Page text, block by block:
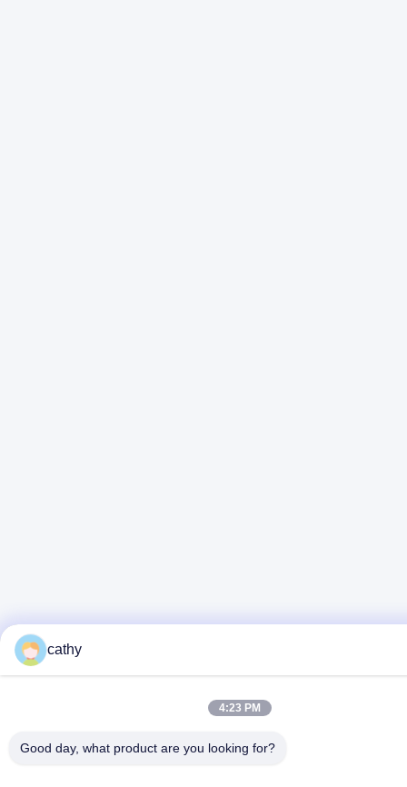
cathy
4:23 PM
Good day, what product are you looking for?